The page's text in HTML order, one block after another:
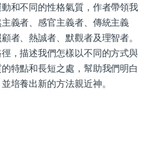
和不同的性格氣質，作者帶領我
義者、感官主義者、傳統主義
者、熱誠者、默觀者及理智者。
，描述我們怎樣以不同的方式與
特點和長短之處，幫助我們明白
培養出新的方法親近神。